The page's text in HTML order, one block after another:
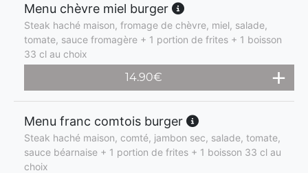
Menu chèvre miel burger
Steak haché maison, fromage de chèvre, miel, salade,
tomate, sauce fromagère + 1 portion de frites + 1 boisson
33 cl au choix
14.90€
Menu franc comtois burger
Steak haché maison, comté, jambon sec, salade, tomate,
sauce béarnaise + 1 portion de frites + 1 boisson 33 cl au
choix